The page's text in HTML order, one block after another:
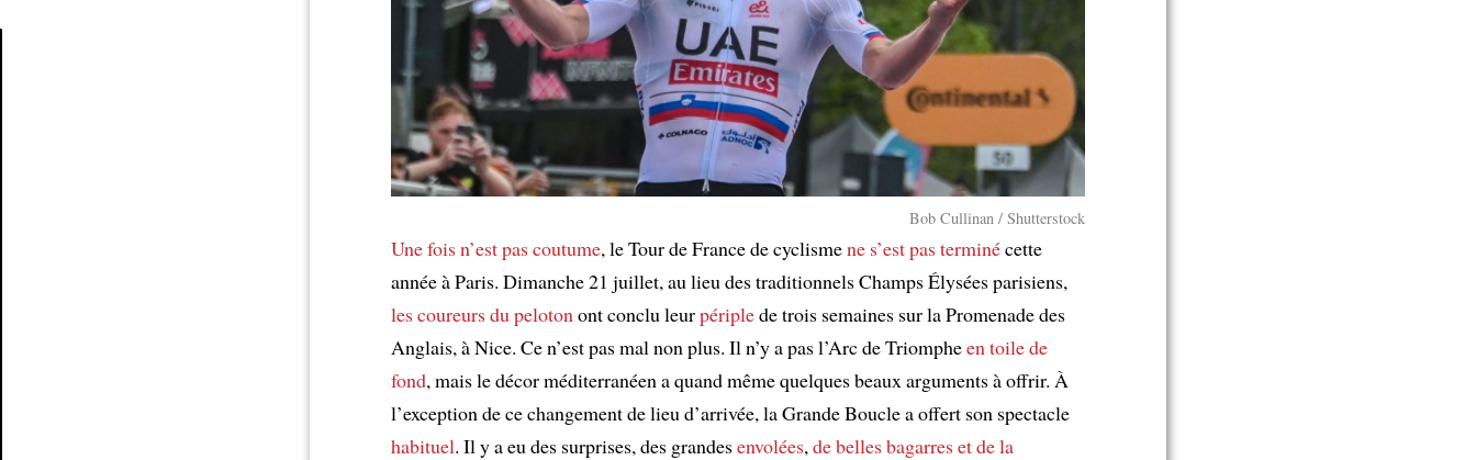
Bob Cullinan / Shutterstock
Une fois n’est pas coutume, le Tour de France de cyclismene s’est pas terminécette
année à Paris. Dimanche 21 juillet, au lieu des traditionnels Champs Élysées parisiens,
les coureurs du peloton ont conclu leurpériplede trois semaines sur la Promenade des
Anglais, à Nice. Ce n’est pas mal non plus. Il n’y a pas l’Arc de Triompheen toile de
fond, mais le décor méditerranéen a quand même quelques beaux arguments à offrir. À
l’exception de ce changement de lieu d’arrivée, la Grande Boucle a offert son spectacle
habituel. Il y a eu des surprises, des grandesenvolées, de belles bagarreset de la